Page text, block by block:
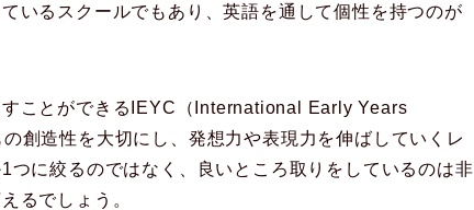
いるスクールでもあり、英語を通して個性を持つのが
ことができるIEYC（International Early Years
創造性を大切にし、発想力や表現力を伸ばしていくレ
つに絞るのではなく、良いところ取りをしているのは非
るでしょう。